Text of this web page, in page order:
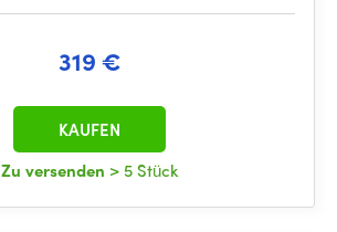
319 €
Zu versenden > 5 Stück
KAUFEN